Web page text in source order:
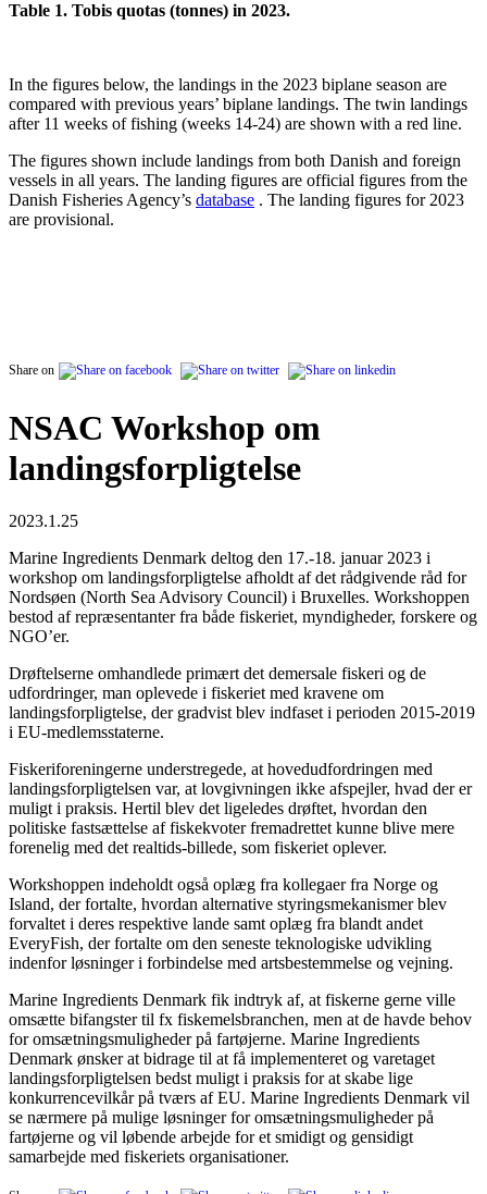
Table 1. Tobis quotas (tonnes) in 2023.
In the figures below, the landings in the 2023 biplane season are
compared with previous years’ biplane landings. The twin landings
after 11 weeks of fishing (weeks 14-24) are shown with a red line.
The figures shown include landings from both Danish and foreign
vessels in all years. The landing figures are official figures from the
Danish Fisheries Agency’s database . The landing figures for 2023
are provisional.
Share on
NSAC Workshop om
landingsforpligtelse
2023.1.25
Marine Ingredients Denmark deltog den 17.-18. januar 2023 i
workshop om landingsforpligtelse afholdt af det rådgivende råd for
Nordsøen (North Sea Advisory Council) i Bruxelles. Workshoppen
bestod af repræsentanter fra både fiskeriet, myndigheder, forskere og
NGO’er.
Drøftelserne omhandlede primært det demersale fiskeri og de
udfordringer, man oplevede i fiskeriet med kravene om
landingsforpligtelse, der gradvist blev indfaset i perioden 2015-2019
i EU-medlemsstaterne.
Fiskeriforeningerne understregede, at hovedudfordringen med
landingsforpligtelsen var, at lovgivningen ikke afspejler, hvad der er
muligt i praksis. Hertil blev det ligeledes drøftet, hvordan den
politiske fastsættelse af fiskekvoter fremadrettet kunne blive mere
forenelig med det realtids-billede, som fiskeriet oplever.
Workshoppen indeholdt også oplæg fra kollegaer fra Norge og
Island, der fortalte, hvordan alternative styringsmekanismer blev
forvaltet i deres respektive lande samt oplæg fra blandt andet
EveryFish, der fortalte om den seneste teknologiske udvikling
indenfor løsninger i forbindelse med artsbestemmelse og vejning.
Marine Ingredients Denmark fik indtryk af, at fiskerne gerne ville
omsætte bifangster til fx fiskemelsbranchen, men at de havde behov
for omsætningsmuligheder på fartøjerne. Marine Ingredients
Denmark ønsker at bidrage til at få implementeret og varetaget
landingsforpligtelsen bedst muligt i praksis for at skabe lige
konkurrencevilkår på tværs af EU. Marine Ingredients Denmark vil
se nærmere på mulige løsninger for omsætningsmuligheder på
fartøjerne og vil løbende arbejde for et smidigt og gensidigt
samarbejde med fiskeriets organisationer.